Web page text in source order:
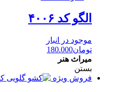
الگو کد ۴۰۰۶
موجود در انبار
تومان180.000
میراث هنر
بستن
فروش ویژه